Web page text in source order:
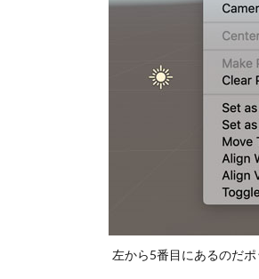
左から5番目にあるのだポ